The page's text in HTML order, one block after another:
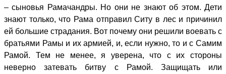
– сыновья Рамачандры. Но они не знают об этом. Дети
знают только, что Рама отправил Ситу в лес и причинил
ей большие страдания. Вот почему они решили воевать с
братьями Рамы и их армией, и, если нужно, то и с Самим
Рамой. Тем не менее, я уверена, что с их стороны
неверно затевать битву с Рамой. Защищать или